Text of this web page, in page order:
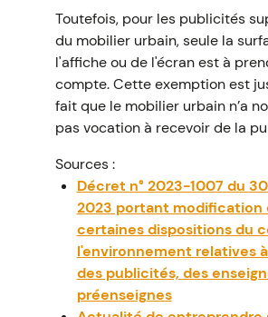
Toutefois, pour les publicités
du mobilier urbain, seule la
l'affiche ou de l'écran est à
compte. Cette exemption est
fait que le mobilier urbain n’a
pas vocation à recevoir de la
Sources :
Décret n° 2023-1007 du
2023 portant modification
certaines dispositions du
l'environnement relatives
des publicités, des
préenseignes